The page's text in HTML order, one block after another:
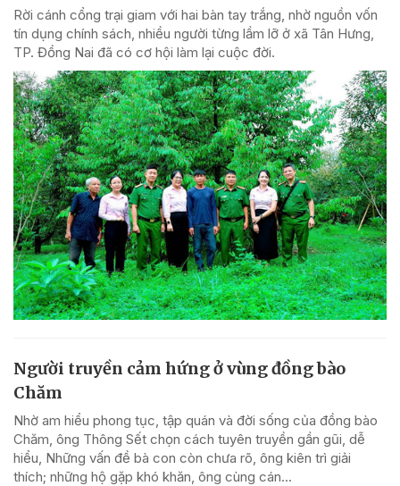
Rời cánh cổng trại giam với hai bàn tay trắng, nhờ nguồn vốn
tín dụng chính sách, nhiều người từng lầm lỡ ở xã Tân Hưng,
TP. Đồng Nai đã có cơ hội làm lại cuộc đời.
Người truyền cảm hứng ở vùng đồng bào
Chăm
Nhờ am hiểu phong tục, tập quán và đời sống của đồng bào
Chăm, ông Thông Sết chọn cách tuyên truyền gần gũi, dễ
hiểu, Những vấn đề bà con còn chưa rõ, ông kiên trì giải
thích; những hộ gặp khó khăn, ông cùng cán...